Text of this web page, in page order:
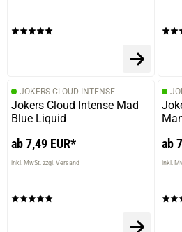
JOKERS CLOUD INTENSE
Jokers Cloud Intense Mad
Blue Liquid
ab 7,49 EUR*
inkl. MwSt. zzgl. Versand
ab
inkl.